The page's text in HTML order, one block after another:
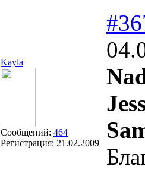
Kayla
Сообщений: 464
Регистрация: 21.02.2009